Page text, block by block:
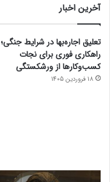
آخرین اخبار
تعلیق اجاره‌بها در شرایط جنگی؛
راهکاری فوری برای نجات
کسب‌وکارها از ورشکستگی
18 فروردین 1405